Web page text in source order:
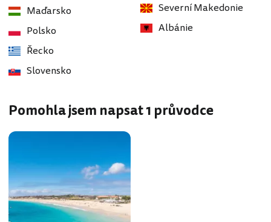
Maďarsko
Polsko
Řecko
Slovensko
Severní Makedonie
Albánie
Pomohla jsem napsat 1 průvodce